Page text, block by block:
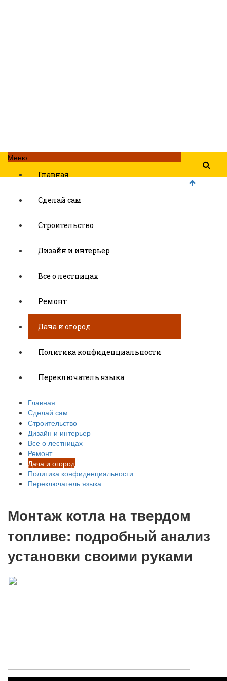
Меню
Главная
Сделай сам
Строительство
Дизайн и интерьер
Все о лестницах
Ремонт
Дача и огород
Политика конфиденциальности
Переключатель языка
Главная
Сделай сам
Строительство
Дизайн и интерьер
Все о лестницах
Ремонт
Дача и огород
Политика конфиденциальности
Переключатель языка
Монтаж котла на твердом
топливе: подробный анализ
установки своими руками